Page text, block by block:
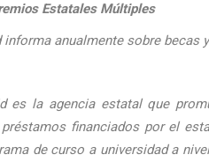
Estatales Múltiples
informa anualmente sobre
es la agencia estatal que
financiados por el
de curso a universidad a